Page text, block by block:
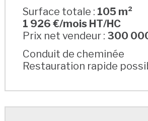
Surface totale : 105 m²
1 926 €/mois HT/HC
Prix net vendeur : 300
Conduit de cheminée
Restauration rapide